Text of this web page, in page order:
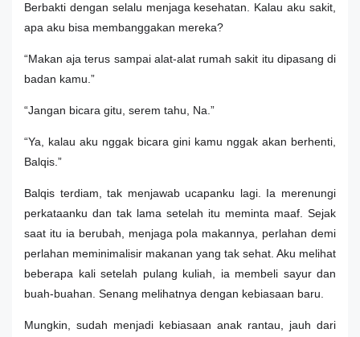
Berbakti dengan selalu menjaga kesehatan. Kalau aku sakit,
apa aku bisa membanggakan mereka?
“Makan aja terus sampai alat-alat rumah sakit itu dipasang di
badan kamu.”
“Jangan bicara gitu, serem tahu, Na.”
“Ya, kalau aku nggak bicara gini kamu nggak akan berhenti,
Balqis.”
Balqis terdiam, tak menjawab ucapanku lagi. Ia merenungi
perkataanku dan tak lama setelah itu meminta maaf. Sejak
saat itu ia berubah, menjaga pola makannya, perlahan demi
perlahan meminimalisir makanan yang tak sehat. Aku melihat
beberapa kali setelah pulang kuliah, ia membeli sayur dan
buah-buahan. Senang melihatnya dengan kebiasaan baru.
Mungkin, sudah menjadi kebiasaan anak rantau, jauh dari